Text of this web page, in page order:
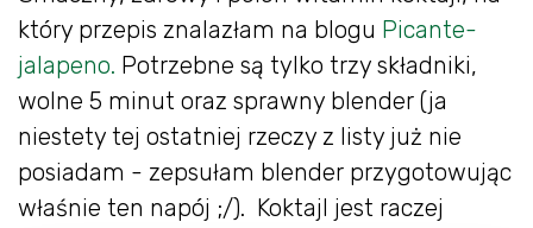
który przepis znalazłam na blogu Picante-
jalapeno. Potrzebne są tylko trzy składniki,
wolne 5 minut oraz sprawny blender (ja
niestety tej ostatniej rzeczy z listy już nie
posiadam - zepsułam blender przygotowując
właśnie ten napój ;/). Koktajl jest raczej